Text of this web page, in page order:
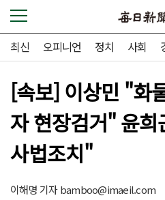
최신 오피니언 정치 사회
[속보] 이상민 "화
자 현장검거" 윤
사법조치"
이해명 기자bamboo@imaeil.com